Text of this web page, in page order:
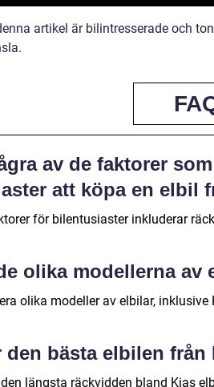
artikel är bilintresserade och
av de faktorer
att köpa en elbil
för bilentusiaster inkluderar
olika modellerna av
olika modeller av elbilar, inklusive
den bästa elbilen
längsta räckvidden bland Kias